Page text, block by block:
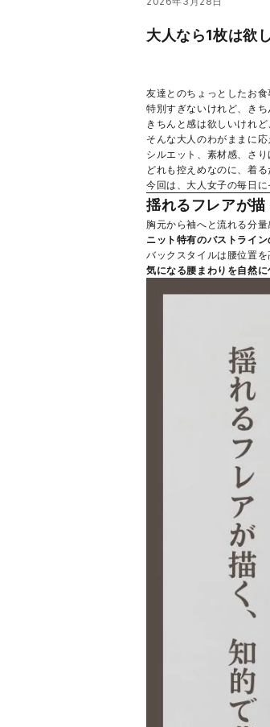
大人なら1枚は欲
友達とのちょっとしたお食
特別すぎないけれど、き
きちんと感は欲しいけれ
そんな大人のわがままに
シルエット、素材感、さり
どれも控えめなのに、着る
今回は、大人女子の毎日
揺れるフレアが描
胸元から袖へと流れる分
ニット特有のバストライ
バックスタイルは腰位置
気になる腰まわりを自然